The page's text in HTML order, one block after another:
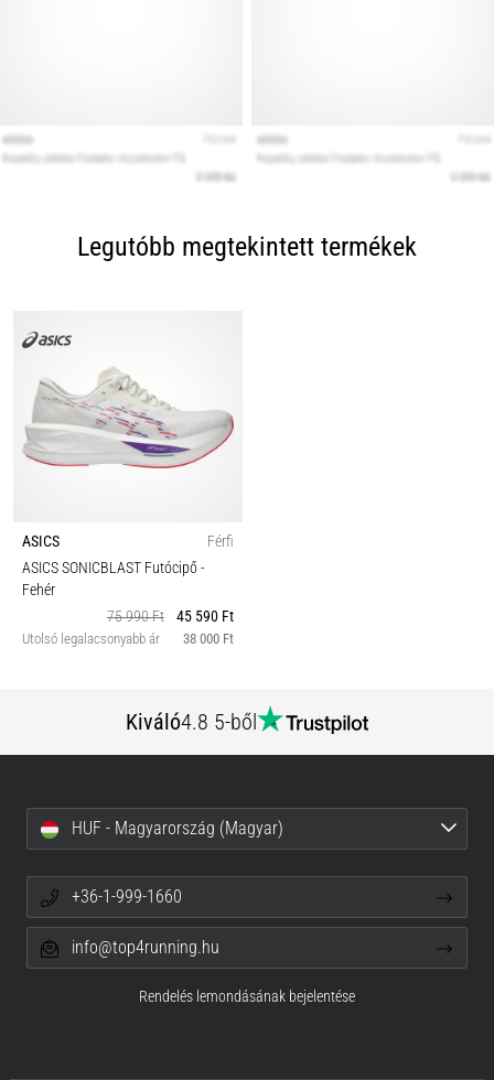
Legutóbb megtekintett termékek
ASICS
Férfi
ASICS SONICBLAST Futócipő-
Fehér
75 990 Ft
45 590 Ft
Utolsó legalacsonyabb ár 38 000 Ft
Kiváló4.8 5-ből
HUF - Magyarország (Magyar)
+36-1-999-1660
info@top4running.hu
Rendelés lemondásának bejelentése